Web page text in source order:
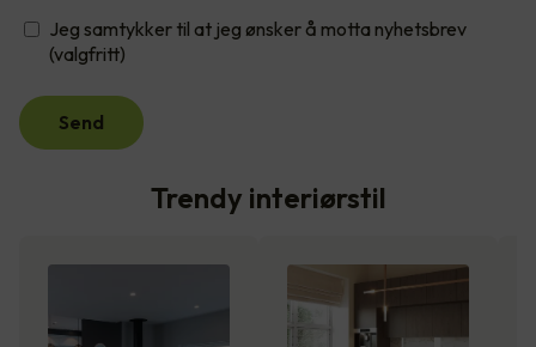
Jeg samtykker til at jeg ønsker å motta nyhetsbrev
(valgfritt)
Send
Trendy interiørstil